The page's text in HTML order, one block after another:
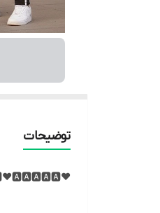
توضیحات
❤️🅰️🅰️🅰️❤️🅰️🅰️🅰️🅰️🅰️❤️